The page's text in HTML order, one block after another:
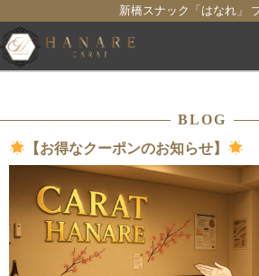
新橋スナック「はなれ」
コ
ン
ツ
へ
ス
キ
プ
BLOG
【お得なクーポンのお知らせ】